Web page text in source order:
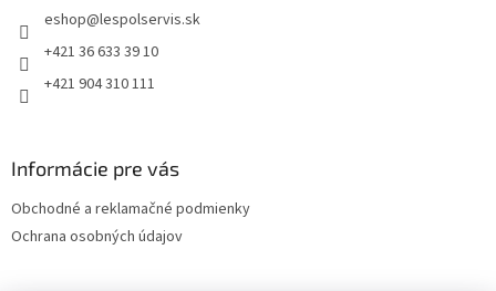
eshop@lespolservis.sk
+421 36 633 39 10
+421 904 310 111
Informácie pre vás
Obchodné a reklamačné podmienky
Ochrana osobných údajov